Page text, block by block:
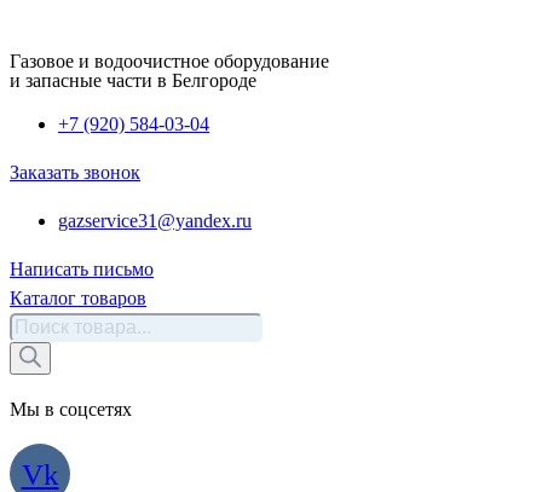
Газовое и водоочистное оборудование
и запасные части в Белгороде
+7 (920) 584-03-04
Заказать звонок
gazservice31@yandex.ru
Написать письмо
Каталог товаров
Поиск
товаров
Мы в соцсетях
Vk